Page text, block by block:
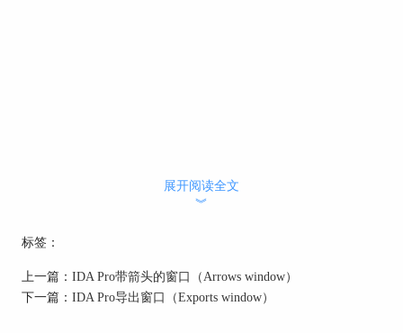
展开阅读全文
︾
标签：
上一篇： IDA Pro带箭头的窗口（Arrows window）
下一篇： IDA Pro导出窗口（Exports window）